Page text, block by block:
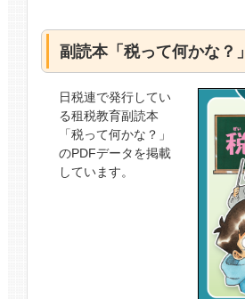
副読本「税って何かな？」
日税連で発行してい
る租税教育副読本
「税って何かな？」
のPDFデータを掲載
しています。